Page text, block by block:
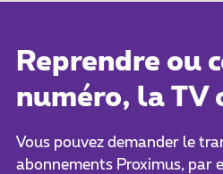
Reprendre ou
numéro, la TV
Vous pouvez demander le
abonnements Proximus, par